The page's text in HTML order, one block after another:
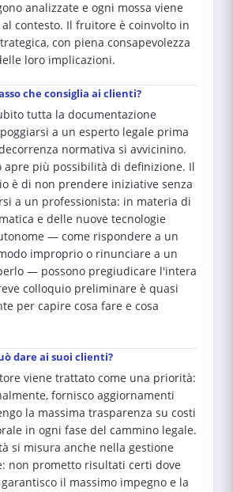
analizzate e ogni mossa viene
contesto. Il fruitore è coinvolto in
con piena consapevolezza
loro implicazioni.
che consiglia ai clienti?
tutta la documentazione
a un esperto legale prima
normativa si avvicinino.
apre più possibilità di definizione. Il
è di non prendere iniziative senza
a un professionista: in materia di
e delle nuove tecnologie
— come rispondere a un
improprio o rinunciare a un
— possono pregiudicare l'intera
colloquio preliminare è quasi
per capire cosa fare e cosa
dare ai suoi clienti?
viene trattato come una priorità:
fornisco aggiornamenti
la massima trasparenza su costi
in ogni fase del cammino legale.
si misura anche nella gestione
non prometto risultati certi dove
il massimo impegno e la